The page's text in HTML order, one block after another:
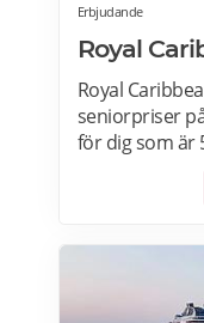
Erbjudande
Royal
Royal
seniorpriser
för dig som är
Royal